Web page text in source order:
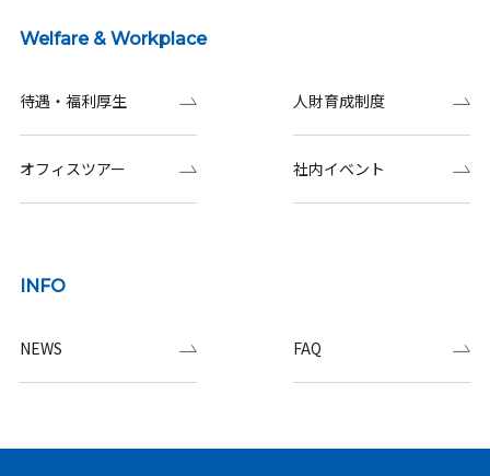
Welfare & Workplace
待遇・福利厚生 人財育成制度
オフィスツアー 社内イベント
INFO
NEWS FAQ